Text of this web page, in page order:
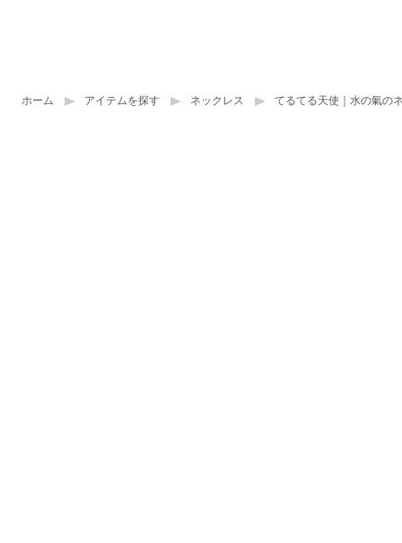
ホーム アイテムを探す ネックレス てるてる天使｜水の氣の